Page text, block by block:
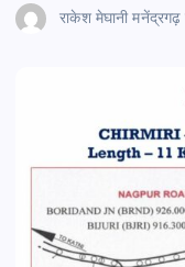
राकेश मेघानी मनेंद्रगढ़